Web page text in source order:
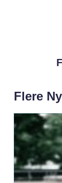
Flere